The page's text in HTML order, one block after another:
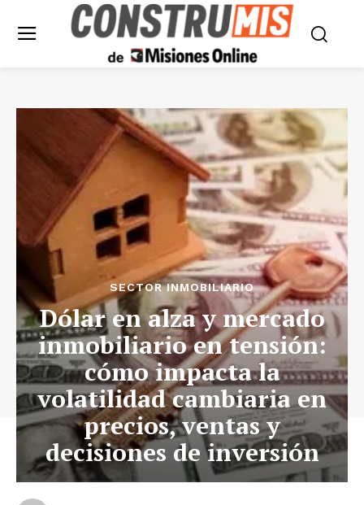
SECTOR INMOBILIARIO
Dólar en alza y mercado
inmobiliario en tensión:
cómo impacta la
volatilidad cambiaria en
precios, ventas y
decisiones de inversión